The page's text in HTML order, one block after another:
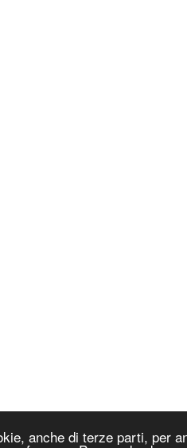
anche di terze parti, per